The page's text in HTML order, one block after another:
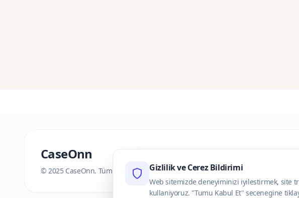
CaseOnn
© 2025 CaseOnn. Tüm hakları saklıdır.Gizlilik ve Cerez Bildirimi
Web sitemizde deneyiminizi iyilestirmek, site
kullaniyoruz. "Tumu Kabul Et" secenegine